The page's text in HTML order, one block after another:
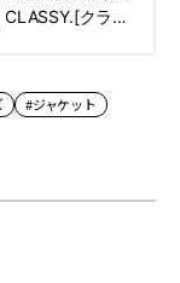
クラッ
#ジャケット